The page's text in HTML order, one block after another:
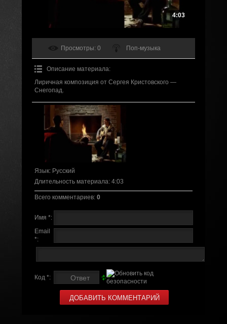
4:03
Просмотры: 0 Поп-музыка
Описание материала:
Лиричная композиция от Сергея Кристовского —
Снегопад.
Язык: Русский
Длительность материала: 4:03
Всего комментариев: 0
Имя *:
Email
*:
Код *: